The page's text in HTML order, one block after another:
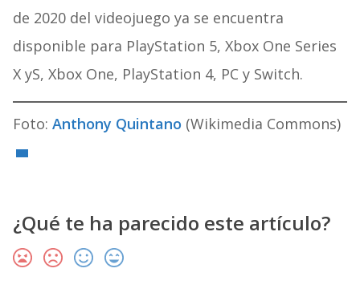
de 2020 del videojuego ya se encuentra
disponible para PlayStation 5, Xbox One Series
X yS, Xbox One, PlayStation 4, PC y Switch.
Foto: Anthony Quintano (Wikimedia Commons)
¿Qué te ha parecido este artículo?